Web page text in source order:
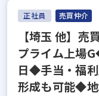
正社員 売買仲介
【埼玉 他】
プライム上場
日◆手当・福
形成も可能◆